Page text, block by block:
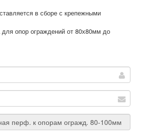
в сборе с крепежными
опор ограждений от 80х80мм до